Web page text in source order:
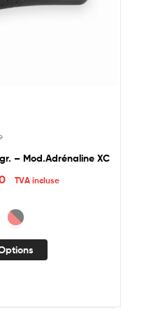
– Mod.Adrénaline XC
TVA incluse